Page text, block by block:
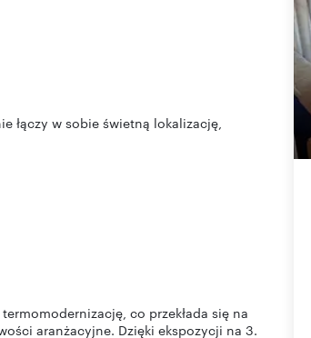
łączy w sobie świetną lokalizację,
co przekłada się na
aranżacyjne. Dzięki ekspozycji na 3.